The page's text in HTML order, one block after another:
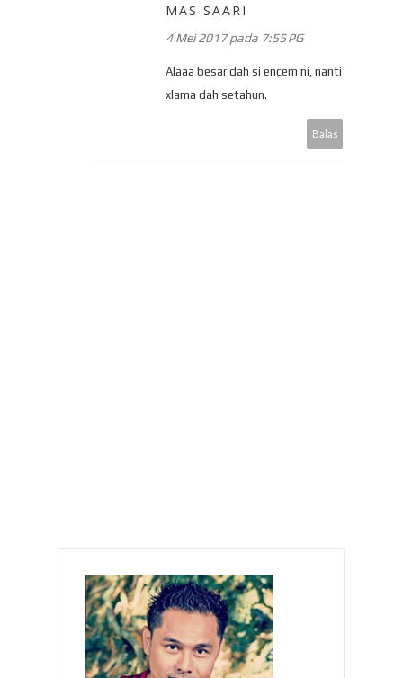
MAS SAARI
4 Mei 2017 pada 7:55 PG
Alaaa besar dah si encem ni, nanti
xlama dah setahun.
Balas